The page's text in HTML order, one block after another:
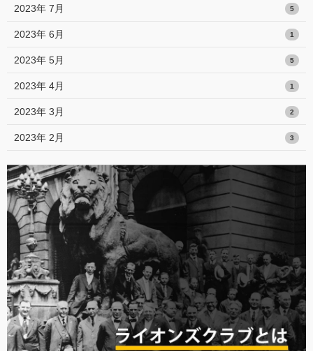
2023年 7月 5
2023年 6月 1
2023年 5月 5
2023年 4月 1
2023年 3月 2
2023年 2月 3